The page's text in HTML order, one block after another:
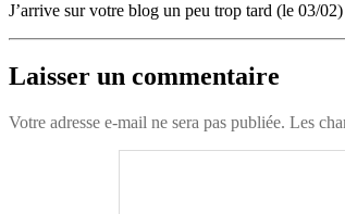
J’arrive sur votre blog un peu trop tard (le 03/
Laisser un commentaire
Votre adresse e-mail ne sera pas publiée. Les